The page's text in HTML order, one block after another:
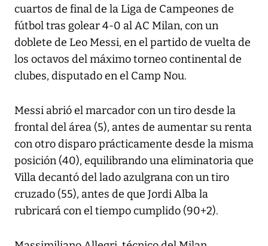
cuartos de final de la Liga de Campeones de
fútbol tras golear 4-0 al AC Milan, con un
doblete de Leo Messi, en el partido de vuelta de
los octavos del máximo torneo continental de
clubes, disputado en el Camp Nou.
Messi abrió el marcador con un tiro desde la
frontal del área (5), antes de aumentar su renta
con otro disparo prácticamente desde la misma
posición (40), equilibrando una eliminatoria que
Villa decantó del lado azulgrana con un tiro
cruzado (55), antes de que Jordi Alba la
rubricará con el tiempo cumplido (90+2).